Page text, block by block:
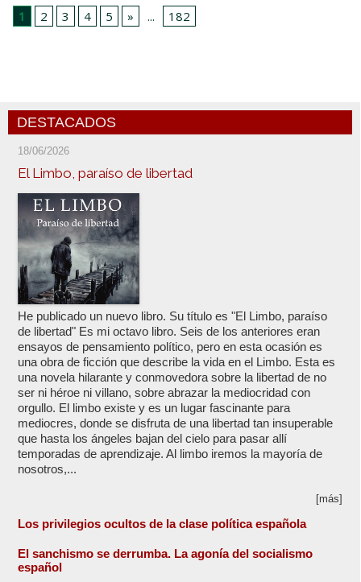
1
2 3 4 5 » ... 182
DESTACADOS
18/06/2026
El Limbo, paraíso de libertad
He publicado un nuevo libro. Su título es "El Limbo, paraíso
de libertad" Es mi octavo libro. Seis de los anteriores eran
ensayos de pensamiento político, pero en esta ocasión es
una obra de ficción que describe la vida en el Limbo. Esta es
una novela hilarante y conmovedora sobre la libertad de no
ser ni héroe ni villano, sobre abrazar la mediocridad con
orgullo. El limbo existe y es un lugar fascinante para
mediocres, donde se disfruta de una libertad tan insuperable
que hasta los ángeles bajan del cielo para pasar allí
temporadas de aprendizaje. Al limbo iremos la mayoría de
nosotros,...
[más]
Los privilegios ocultos de la clase política española
El sanchismo se derrumba. La agonía del socialismo
español